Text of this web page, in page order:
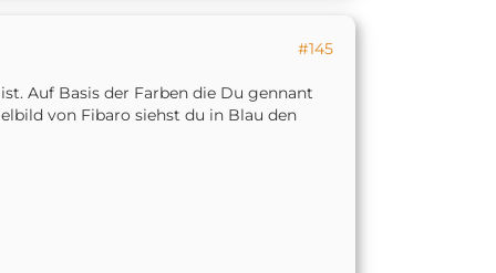
#145
Auf Basis der Farben die Du gennant
von Fibaro siehst du in Blau den